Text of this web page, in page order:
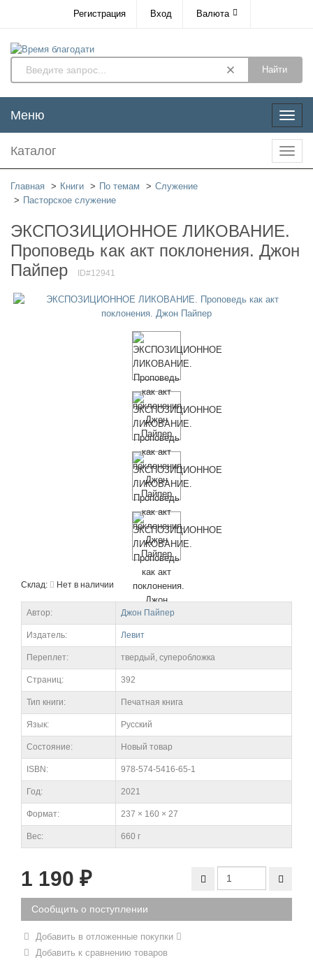
Регистрация Вход Валюта
Найти
Меню
Меню
Каталог
Главная Книги По темам
Служение
Пасторское служение
ЭКСПОЗИЦИОННОЕ ЛИКОВАНИЕ.
Проповедь как акт поклонения. Джон
Пайпер
ID#12941
Склад: Нет в наличии
Автор: Джон Пайпер
Издатель: Левит
Переплет: твердый, суперобложка
Cтраниц: 392
Тип книги: Печатная книга
Язык: Русский
Состояние: Новый товар
ISBN: 978-574-5416-65-1
Год: 2021
Формат: 237 × 160 × 27
Вес: 660 г
1 190 ₽
Сообщить о поступлении
Добавить в отложенные покупки
Добавить к сравнению товаров